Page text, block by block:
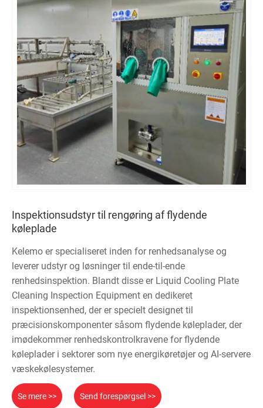
Inspektionsudstyr til rengøring af flydende
køleplade
Kelemo er specialiseret inden for renhedsanalyse og
leverer udstyr og løsninger til ende-til-ende
renhedsinspektion. Blandt disse er Liquid Cooling Plate
Cleaning Inspection Equipment en dedikeret
inspektionsenhed, der er specielt designet til
præcisionskomponenter såsom flydende køleplader, der
imødekommer renhedskontrolkravene for flydende
køleplader i sektorer som nye energikøretøjer og AI-servere
væskekølesystemer.
Se mere >> Send forespørgsel >>